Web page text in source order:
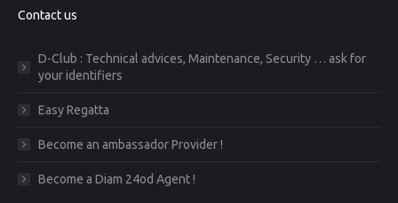
Contact us
D-Club : Technical advices, Maintenance, Security … ask for
your identifiers
Easy Regatta
Become an ambassador Provider !
Become a Diam 24od Agent !